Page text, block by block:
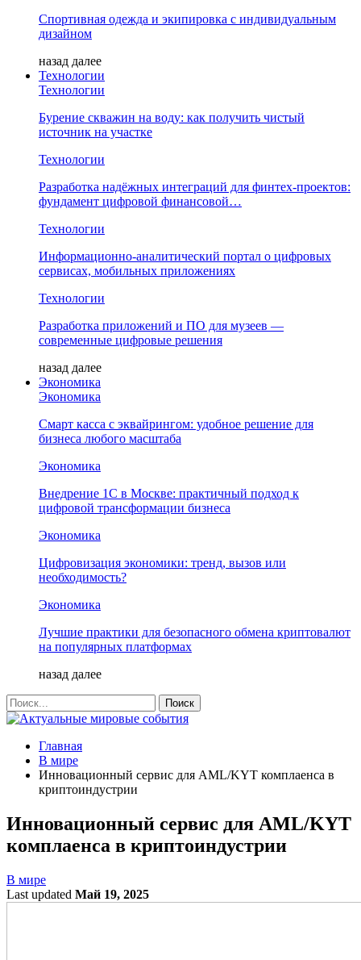
Спортивная одежда и экипировка с индивидуальным
дизайном
назад далее
Технологии
Технологии
Бурение скважин на воду: как получить чистый
источник на участке
Технологии
Разработка надёжных интеграций для финтех-проектов:
фундамент цифровой финансовой…
Технологии
Информационно-аналитический портал о цифровых
сервисах, мобильных приложениях
Технологии
Разработка приложений и ПО для музеев —
современные цифровые решения
назад далее
Экономика
Экономика
Смарт касса с эквайрингом: удобное решение для
бизнеса любого масштаба
Экономика
Внедрение 1С в Москве: практичный подход к
цифровой трансформации бизнеса
Экономика
Цифровизация экономики: тренд, вызов или
необходимость?
Экономика
Лучшие практики для безопасного обмена криптовалют
на популярных платформах
назад далее
Главная
В мире
Инновационный сервис для AML/KYT комплаенса в
криптоиндустрии
Инновационный сервис для AML/KYT
комплаенса в криптоиндустрии
В мире
Last updated Май 19, 2025